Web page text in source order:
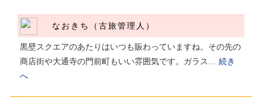
なおきち（古旅管理人）
黒壁スクエアのあたりはいつも賑わっていますね。その先の
商店街や大通寺の門前町もいい雰囲気です。ガラス… 続き
へ